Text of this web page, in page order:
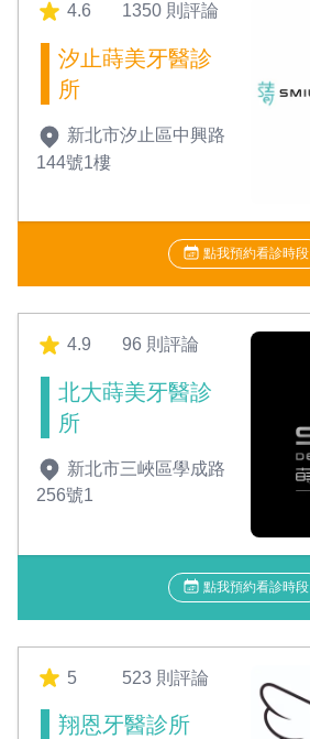
4.6 1350 則評論
汐止蒔美牙醫診
所
新北市汐止區中興路
144號1樓
點我預約看診時段
4.9 96 則評論
北大蒔美牙醫診
所
新北市三峽區學成路
256號1
點我預約看診時段
5 523 則評論
翔恩牙醫診所